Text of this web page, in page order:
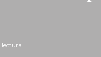
lectura